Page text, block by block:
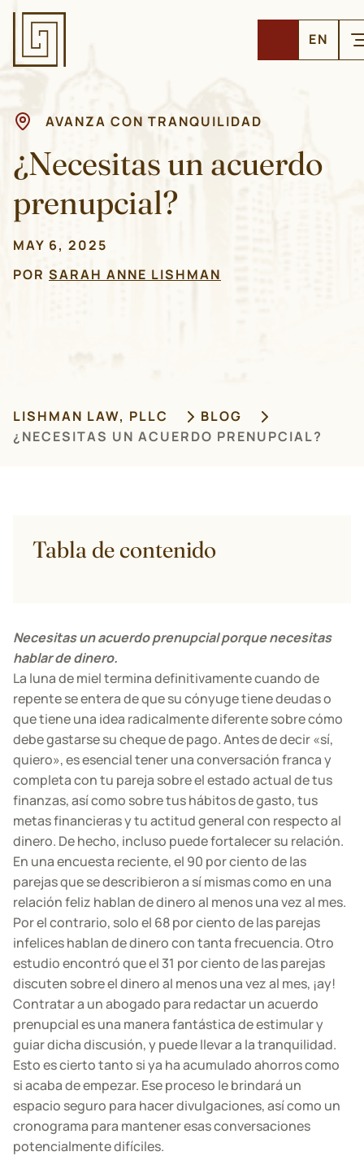
EN
AVANZA CON TRANQUILIDAD
¿Necesitas un acuerdo
prenupcial?
MAY 6, 2025
POR SARAH ANNE LISHMAN
LISHMAN LAW, PLLC
BLOG
¿NECESITAS UN ACUERDO PRENUPCIAL?
Tabla de contenido
Necesitas un acuerdo prenupcial porque necesitas
hablar de dinero.
La luna de miel termina definitivamente cuando de
repente se entera de que su cónyuge tiene deudas o
que tiene una idea radicalmente diferente sobre cómo
debe gastarse su cheque de pago. Antes de decir «sí,
quiero», es esencial tener una conversación franca y
completa con tu pareja sobre el estado actual de tus
finanzas, así como sobre tus hábitos de gasto, tus
metas financieras y tu actitud general con respecto al
dinero. De hecho, incluso puede fortalecer su relación.
En una encuesta reciente, el 90 por ciento de las
parejas que se describieron a sí mismas como en una
relación feliz hablan de dinero al menos una vez al mes.
Por el contrario, solo el 68 por ciento de las parejas
infelices hablan de dinero con tanta frecuencia. Otro
estudio encontró que el 31 por ciento de las parejas
discuten sobre el dinero al menos una vez al mes, ¡ay!
Contratar a un abogado para redactar un acuerdo
prenupcial es una manera fantástica de estimular y
guiar dicha discusión, y puede llevar a la tranquilidad.
Esto es cierto tanto si ya ha acumulado ahorros como
si acaba de empezar. Ese proceso le brindará un
espacio seguro para hacer divulgaciones, así como un
cronograma para mantener esas conversaciones
potencialmente difíciles.